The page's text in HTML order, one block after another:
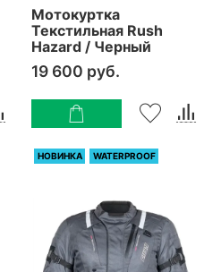
Мотокуртка
Текстильная Rush
Hazard / Черный
19 600 руб.
НОВИНКА WATERPROOF